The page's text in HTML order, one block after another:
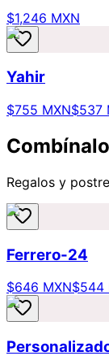
$1,246 MXN
Yahir
$755 MXN$537
Regalos y
Ferrero-24
$646 MXN$544